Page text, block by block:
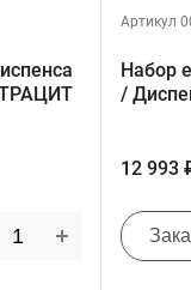
Артикул
Набор
/
12 993